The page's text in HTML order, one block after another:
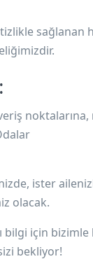
sağlanan
ister
olacak.
bilgi için
bekliyor!